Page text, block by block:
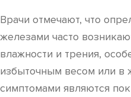
Врачи отмечают, что
железами часто
влажности и трения,
избыточным весом или в
симптомами являются